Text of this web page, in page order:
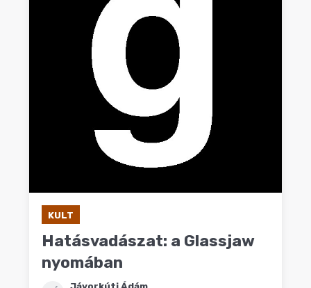
KULT
Hatásvadászat: a Glassjaw
nyomában